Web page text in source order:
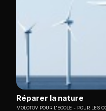
Réparer la nature
MOLOTOV POUR L'ECOLE POUR LES